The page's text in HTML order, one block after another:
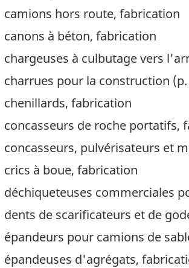
camions hors route, fabrication
canons à béton, fabrication
chargeuses à culbutage vers
charrues pour la construction
chenillards, fabrication
concasseurs de roche portatifs,
concasseurs, pulvérisateurs et
crics à boue, fabrication
déchiqueteuses commerciales
dents de scarificateurs et de
épandeurs pour camions de
épandeuses d'agrégats,